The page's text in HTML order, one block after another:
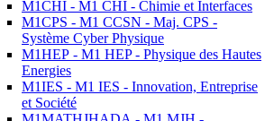
M1CHI - M1 CHI - Chimie et Interfaces
M1CPS - M1 CCSN - Maj. CPS -
Système Cyber Physique
M1HEP - M1 HEP - Physique des Hautes
Energies
M1IES - M1 IES - Innovation, Entreprise
et Société